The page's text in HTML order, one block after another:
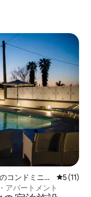
コンドミニア
レビュー
5 (11)
アパートメント